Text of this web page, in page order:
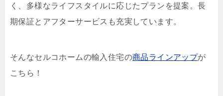
く、多様なライフスタイルに応じたプランを提案。長
期保証とアフターサービスも充実しています。
そんなセルコホームの輸入住宅の商品ラインアップが
こちら！